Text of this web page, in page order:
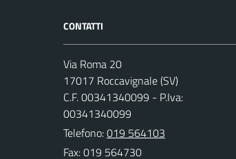
CONTATTI
Via Roma 20
17017 Roccavignale (SV)
C.F. 00341340099 - P.Iva:
00341340099
Telefono:019 564103
Fax: 019 564730